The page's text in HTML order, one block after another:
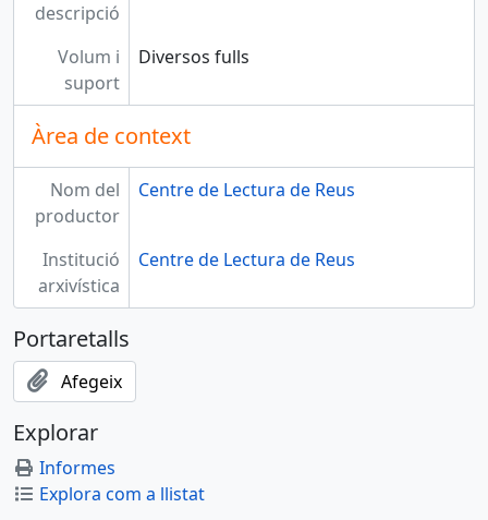
descripció
Volum i
suport
Diversos fulls
Àrea de context
Nom del
productor
Centre de Lectura de Reus
Institució
arxivística
Centre de Lectura de Reus
Portaretalls
Afegeix
Explorar
Informes
Explora com a llistat